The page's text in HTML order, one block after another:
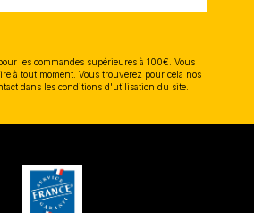
les commandes supérieures à 100€. Vous
à tout moment. Vous trouverez pour cela nos
dans les conditions d'utilisation du site.